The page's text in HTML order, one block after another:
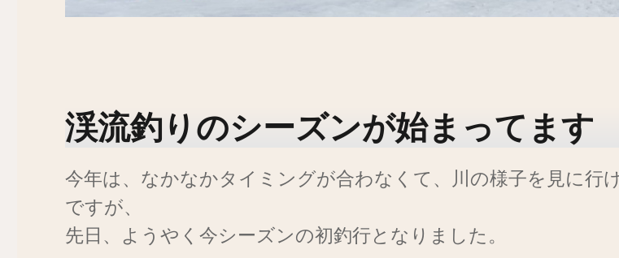
渓流釣りのシーズンが始まってます
今年は、なかなかタイミングが合わなくて、川の様子を見に行
ですが、
先日、ようやく今シーズンの初釣行となりました。